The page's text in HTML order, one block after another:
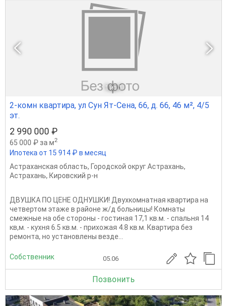
1 из 1
2-комн квартира, ул Сун Ят-Сена, 66, д. 66, 46 м², 4/5
эт.
2 990 000 ₽
65 000 ₽ за м2
Ипотека от 15 914 ₽ в месяц
Астраханская область, Городской округ Астрахань,
Астрахань, Кировский р-н
ДВУШКА ПО ЦЕНЕ ОДНУШКИ! Двухкомнатная квартира на
четвертом этаже в районе ж/д больницы! Комнаты
смежные на обе стороны - гостиная 17,1 кв.м. - спальня 14
кв,м. - кухня 6.5 кв.м. - прихожая 4.8 кв.м. Квартира без
ремонта, но установлены везде...
Собственник 05.06
Позвонить